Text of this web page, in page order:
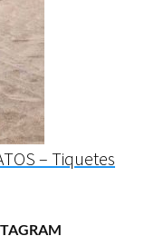
– Tiquetes